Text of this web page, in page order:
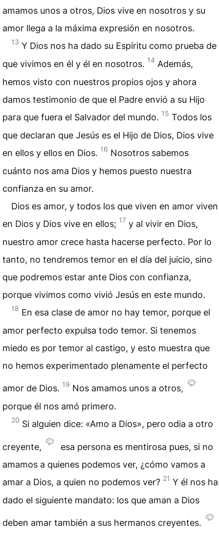
amamos unos a otros, Dios vive en nosotros y su
amor llega a la máxima expresión en nosotros.
13 Y Dios nos ha dado su Espíritu como prueba de
que vivimos en él y él en nosotros. 14 Además,
hemos visto con nuestros propios ojos y ahora
damos testimonio de que el Padre envió a su Hijo
para que fuera el Salvador del mundo. 15 Todos los
que declaran que Jesús es el Hijo de Dios, Dios vive
en ellos y ellos en Dios. 16 Nosotros sabemos
cuánto nos ama Dios y hemos puesto nuestra
confianza en su amor.
Dios es amor, y todos los que viven en amor viven
en Dios y Dios vive en ellos; 17 y al vivir en Dios,
nuestro amor crece hasta hacerse perfecto. Por lo
tanto, no tendremos temor en el día del juicio, sino
que podremos estar ante Dios con confianza,
porque vivimos como vivió Jesús en este mundo.
18 En esa clase de amor no hay temor, porque el
amor perfecto expulsa todo temor. Si tenemos
miedo es por temor al castigo, y esto muestra que
no hemos experimentado plenamente el perfecto
amor de Dios. 19 Nos amamos unos a otros,
porque él nos amó primero.
20 Si alguien dice: «Amo a Dios», pero odia a otro
creyente,
esa persona es mentirosa pues, si no
amamos a quienes podemos ver, ¿cómo vamos a
amar a Dios, a quien no podemos ver? 21 Y él nos ha
dado el siguiente mandato: los que aman a Dios
deben amar también a sus hermanos creyentes.